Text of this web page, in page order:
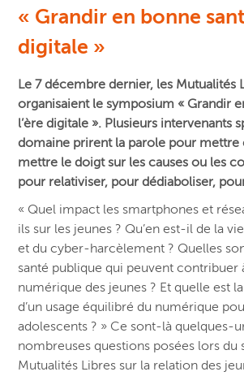
« Grandir en bonne
digitale »
Le 7 décembre dernier, les Mutualités
organisaient le symposium « Grandir
l’ère digitale ». Plusieurs intervenants
domaine prirent la parole pour mettre
mettre le doigt sur les causes ou les
pour relativiser, pour dédiaboliser,
« Quel impact les smartphones et
ils sur les jeunes ? Qu’en est-il de la
et du cyber-harcèlement ? Quelles
santé publique qui peuvent contribuer
numérique des jeunes ? Et quelle est
d’un usage équilibré du numérique
adolescents ? » Ce sont-là quelques-
nombreuses questions posées lors du
Mutualités Libres sur la relation des